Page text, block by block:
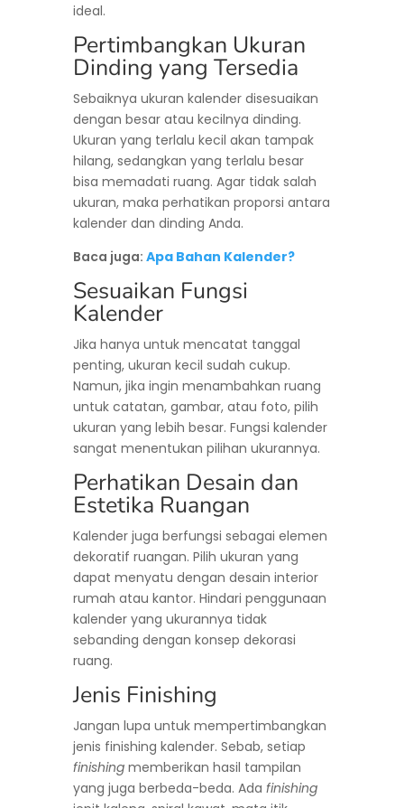
ideal.
Pertimbangkan Ukuran
Dinding yang Tersedia
Sebaiknya ukuran kalender disesuaikan
dengan besar atau kecilnya dinding.
Ukuran yang terlalu kecil akan tampak
hilang, sedangkan yang terlalu besar
bisa memadati ruang. Agar tidak salah
ukuran, maka perhatikan proporsi antara
kalender dan dinding Anda.
Baca juga: Apa Bahan Kalender?
Sesuaikan Fungsi
Kalender
Jika hanya untuk mencatat tanggal
penting, ukuran kecil sudah cukup.
Namun, jika ingin menambahkan ruang
untuk catatan, gambar, atau foto, pilih
ukuran yang lebih besar. Fungsi kalender
sangat menentukan pilihan ukurannya.
Perhatikan Desain dan
Estetika Ruangan
Kalender juga berfungsi sebagai elemen
dekoratif ruangan. Pilih ukuran yang
dapat menyatu dengan desain interior
rumah atau kantor. Hindari penggunaan
kalender yang ukurannya tidak
sebanding dengan konsep dekorasi
ruang.
Jenis Finishing
Jangan lupa untuk mempertimbangkan
jenis finishing kalender. Sebab, setiap
finishingmemberikan hasil tampilan
yang juga berbeda-beda. Ada finishing